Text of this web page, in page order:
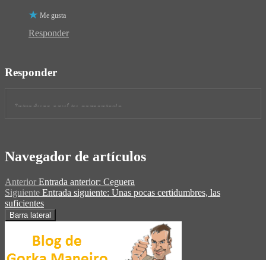
Me gusta
Responder
Responder
Navegador de artículos
Anterior Entrada anterior: Ceguera
Siguiente Entrada siguiente: Unas pocas certidumbres, las
suficientes
Barra lateral